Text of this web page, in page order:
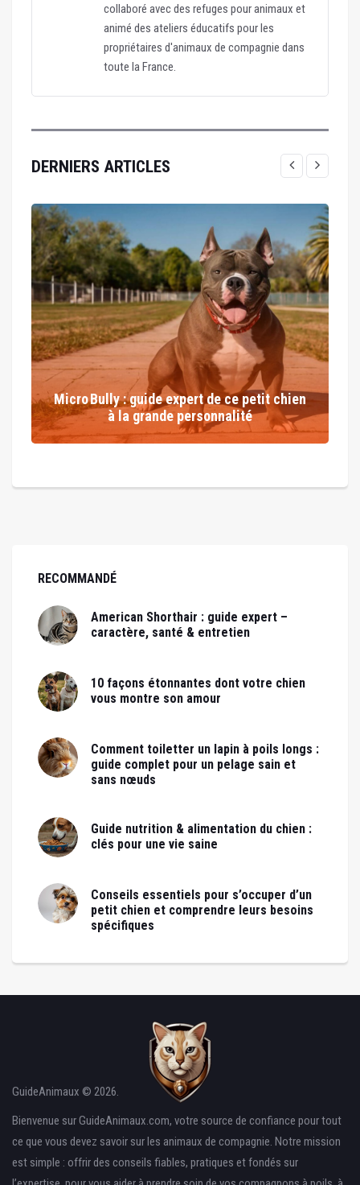
collaboré avec des refuges pour animaux et
animé des ateliers éducatifs pour les
propriétaires d'animaux de compagnie dans
toute la France.
DERNIERS ARTICLES
Micro Bully : guide expert de ce petit chien
à la grande personnalité
RECOMMANDÉ
American Shorthair : guide expert –
caractère, santé & entretien
10 façons étonnantes dont votre chien
vous montre son amour
Comment toiletter un lapin à poils longs :
guide complet pour un pelage sain et
sans nœuds
Guide nutrition & alimentation du chien :
clés pour une vie saine
Conseils essentiels pour s’occuper d’un
petit chien et comprendre leurs besoins
spécifiques
GuideAnimaux © 2026.
Bienvenue sur GuideAnimaux.com, votre source de confiance pour tout
ce que vous devez savoir sur les animaux de compagnie. Notre mission
est simple : offrir des conseils fiables, pratiques et fondés sur